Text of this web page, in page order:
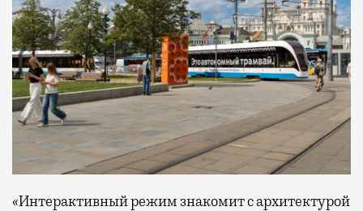
«Интерактивный режим знакомит с архитектурой